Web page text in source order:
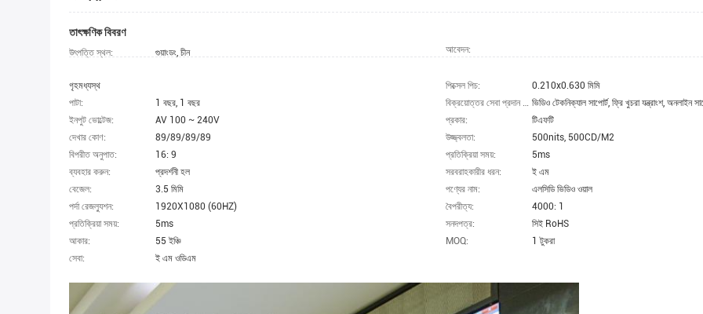
তাৎক্ষণিক বিবরণ
উৎপত্তি স্থল: গুয়াংডং, চীন আবেদন:
গৃহমধ্যস্থ পিক্সেল পিচ:
0.210x0.630 মিমি
পাটা:
1 বছর, 1 বছর বিক্রয়োত্তর সেবা প্রদান করা হয়েছে: ভিডিও টেকনিক্যাল সাপোর্ট, ফ্রি খুচরা যন্ত্রাংশ, অনলাইন
ইনপুট ভোল্টেজ:
AV 100 ~ 240V প্রকার:
টিএফটি
দেখার কোণ:
89/89/89/89 উজ্জ্বলতা:
500nits, 500CD/M2
বিপরীত অনুপাত:
16: 9 প্রতিক্রিয়া সময়:
5ms
ব্যবহার করুন:
প্রদর্শনী হল সরবরাহকারীর ধরন:
ই এম
বেজেল:
3.5 মিমি পণ্যের নাম:
এলসিডি ভিডিও ওয়াল
পর্দা রেজল্যুশন:
1920X1080 (60HZ) বৈপরীত্য:
4000: 1
প্রতিক্রিয়া সময়:
5ms সনদপত্র:
সিই RoHS
আকার:
55 ইঞ্চি MOQ:
1 টুকরা
সেবা:
ই এম ওডিএম